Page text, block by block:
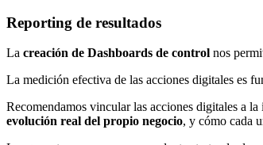
Reporting de resultados
La creación de Dashboards de control nos
La medición efectiva de las acciones digitales es
Recomendamos vincular las acciones digitales a
evolución real del propio negocio, y cómo cada